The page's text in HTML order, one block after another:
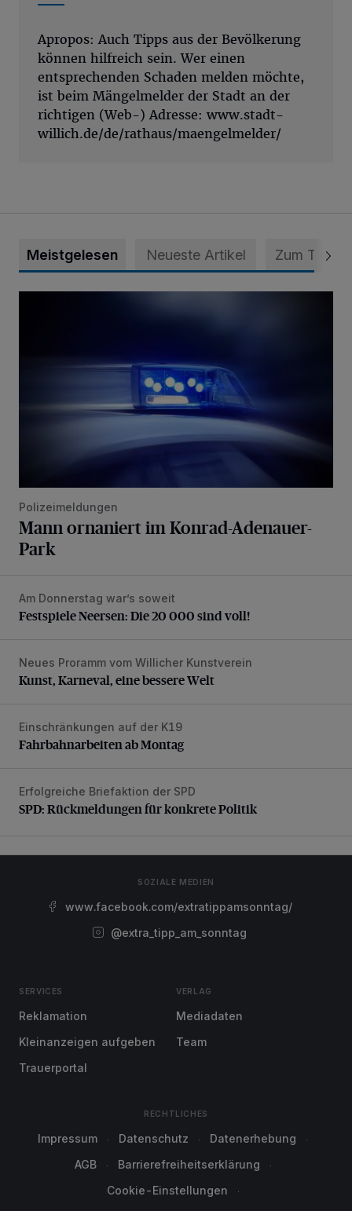
Apropos: Auch Tipps aus der Bevölkerung
können hilfreich sein. Wer einen
entsprechenden Schaden melden möchte,
ist beim Mängelmelder der Stadt an der
richtigen (Web-) Adresse: www.stadt-
willich.de/de/rathaus/maengelmelder/
Meistgelesen Neueste Artikel Zum Thema
Polizeimeldungen
Mann ornaniert im Konrad-Adenauer-
Park
Festspiele Neersen: Die 20 000 sind voll!
Am Donnerstag war’s soweit
Festspiele Neersen: Die 20 000 sind voll!
Kunst, Karneval, eine bessere Welt
Neues Proramm vom Willicher Kunstverein
Kunst, Karneval, eine bessere Welt
Fahrbahnarbeiten ab Montag
Einschränkungen auf der K19
Fahrbahnarbeiten ab Montag
SPD: Rückmeldungen für konkrete Politik
Erfolgreiche Briefaktion der SPD
SPD: Rückmeldungen für konkrete Politik
SOZIALE MEDIEN
www.facebook.com/extratippamsonntag/
@extra_tipp_am_sonntag
SERVICES
Reklamation
Kleinanzeigen aufgeben
Trauerportal
VERLAG
Mediadaten
Team
RECHTLICHES
Impressum Datenschutz
Datenerhebung
AGB
Barrierefreiheitserklärung
Cookie-Einstellungen